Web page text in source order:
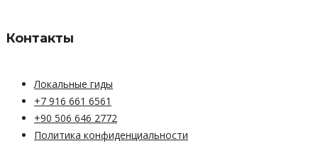
Контакты
Локальные гиды
+7 916 661 6561
+90 506 646 2772
Политика конфиденциальности